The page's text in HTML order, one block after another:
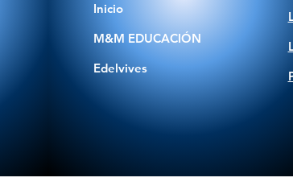
Inicio
M&M EDUCACIÓN
Edelvives